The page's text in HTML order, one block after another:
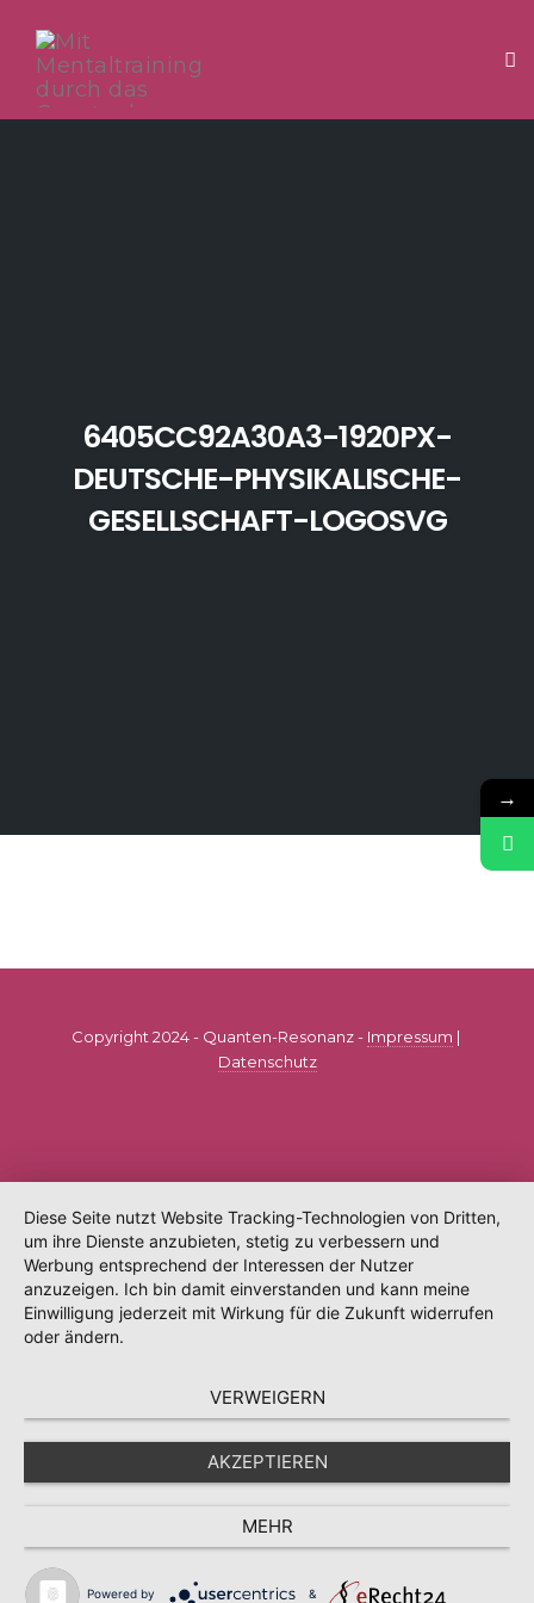
6405CC92A30A3-1920PX-
DEUTSCHE-PHYSIKALISCHE-
GESELLSCHAFT-LOGOSVG
Copyright 2024 - Quanten-Resonanz - Impressum |
Datenschutz
→
Diese Seite nutzt Website Tracking-Technologien von Dritten,
um ihre Dienste anzubieten, stetig zu verbessern und
Werbung entsprechend der Interessen der Nutzer
anzuzeigen. Ich bin damit einverstanden und kann meine
Einwilligung jederzeit mit Wirkung für die Zukunft widerrufen
oder ändern.
VERWEIGERN
AKZEPTIEREN
MEHR
Powered by &